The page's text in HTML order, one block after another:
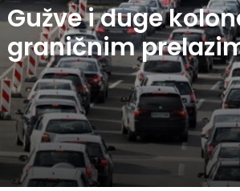
Gužve i duge
graničnim